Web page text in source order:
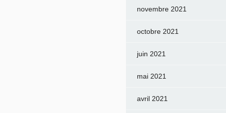
novembre 2021
octobre 2021
juin 2021
mai 2021
avril 2021